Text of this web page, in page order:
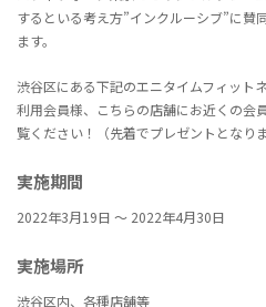
するといる考え方”インクルーシブ”に賛
ます。
渋谷区にある下記のエニタイムフィット
利用会員様、こちらの店舗にお近くの会
覧ください！（先着でプレゼントとなりま
実施期間
2022年3月19日 〜 2022年4月30日
実施場所
渋谷区内、各種店舗等